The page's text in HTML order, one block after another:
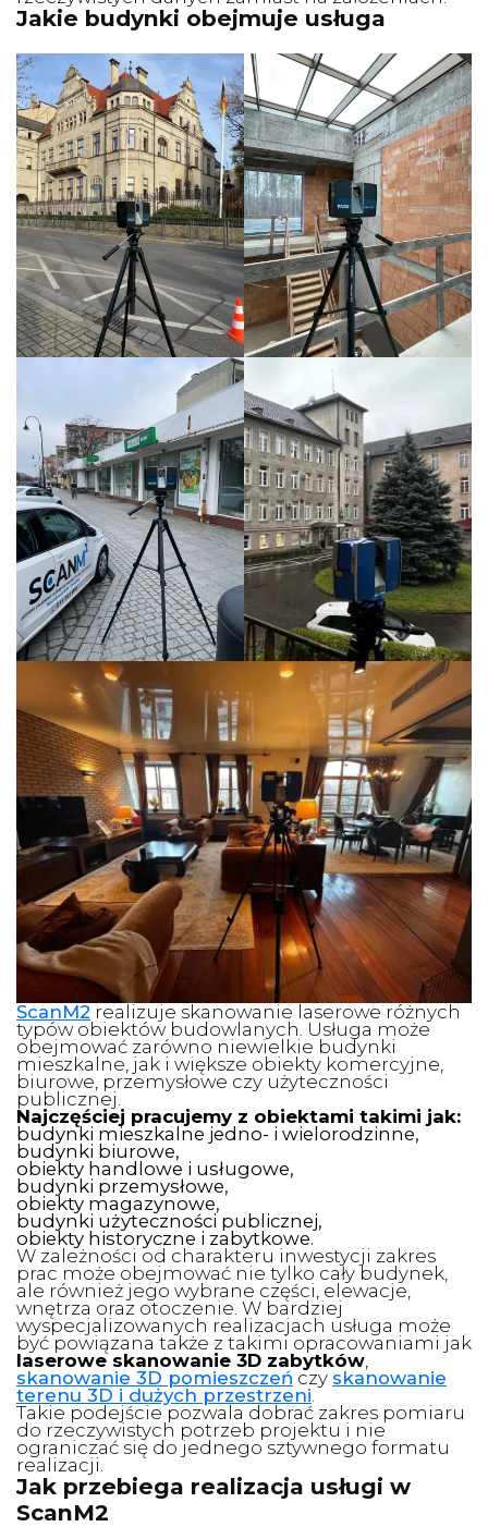
Jakie budynki obejmuje usługa
ScanM2 realizuje skanowanie laserowe różnych
typów obiektów budowlanych. Usługa może
obejmować zarówno niewielkie budynki
mieszkalne, jak i większe obiekty komercyjne,
biurowe, przemysłowe czy użyteczności
publicznej.
Najczęściej pracujemy z obiektami takimi jak:
budynki mieszkalne jedno- i wielorodzinne,
budynki biurowe,
obiekty handlowe i usługowe,
budynki przemysłowe,
obiekty magazynowe,
budynki użyteczności publicznej,
obiekty historyczne i zabytkowe.
W zależności od charakteru inwestycji zakres
prac może obejmować nie tylko cały budynek,
ale również jego wybrane części, elewacje,
wnętrza oraz otoczenie. W bardziej
wyspecjalizowanych realizacjach usługa może
być powiązana także z takimi opracowaniami jak
laserowe skanowanie 3D zabytków
skanowanie 3D pomieszczeń czy skanowanie
terenu 3D i dużych przestrzeni
Takie podejście pozwala dobrać zakres pomiaru
do rzeczywistych potrzeb projektu i nie
ograniczać się do jednego sztywnego formatu
realizacji.
Jak przebiega realizacja usługi w
ScanM2